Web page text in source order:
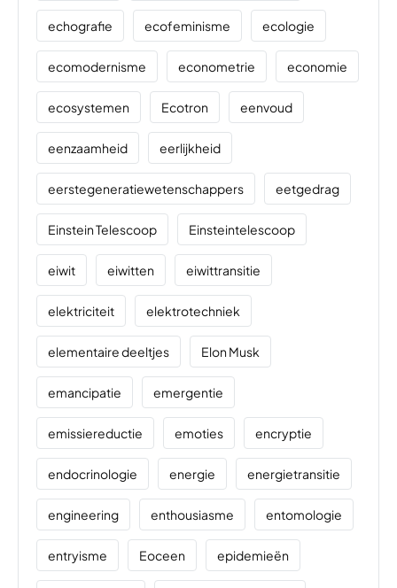
echografie ecofeminisme ecologie
ecomodernisme econometrie economie
ecosystemen Ecotron eenvoud
eenzaamheid eerlijkheid
eerstegeneratiewetenschappers eetgedrag
Einstein Telescoop Einsteintelescoop
eiwit eiwitten eiwittransitie
elektriciteit elektrotechniek
elementaire deeltjes Elon Musk
emancipatie emergentie
emissiereductie emoties encryptie
endocrinologie energie energietransitie
engineering enthousiasme entomologie
entryisme Eoceen epidemieën